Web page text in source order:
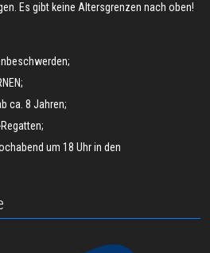
Es gibt keine Altersgrenzen nach oben!
ca. 8 Jahren;
um 18 Uhr in den